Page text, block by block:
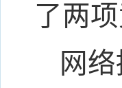
了两项
网